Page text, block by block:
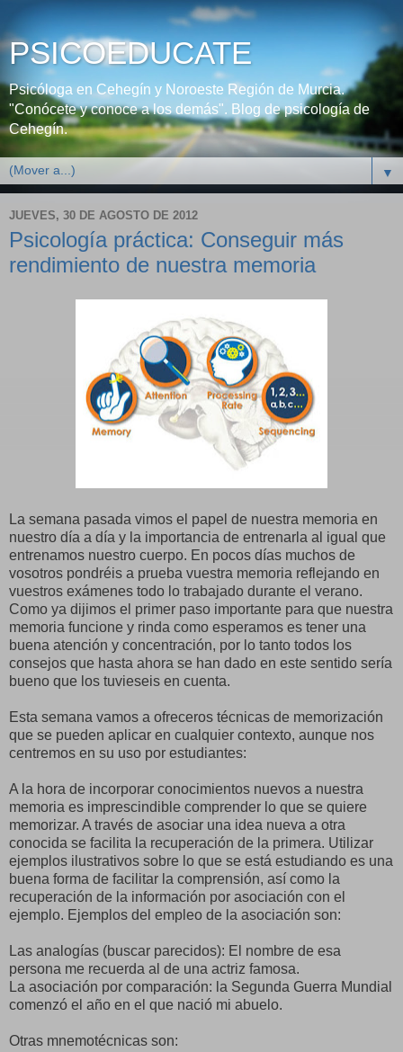
PSICOEDUCATE
Psicóloga en Cehegín y Noroeste Región de Murcia.
"Conócete y conoce a los demás". Blog de psicología de
Cehegín.
▼
JUEVES, 30 DE AGOSTO DE 2012
Psicología práctica: Conseguir más
rendimiento de nuestra memoria
La semana pasada vimos el papel de nuestra memoria en
nuestro día a día y la importancia de entrenarla al igual que
entrenamos nuestro cuerpo. En pocos días muchos de
vosotros pondréis a prueba vuestra memoria reflejando en
vuestros exámenes todo lo trabajado durante el verano.
Como ya dijimos el primer paso importante para que nuestra
memoria funcione y rinda como esperamos es tener una
buena atención y concentración, por lo tanto todos los
consejos que hasta ahora se han dado en este sentido sería
bueno que los tuvieseis en cuenta.
Esta semana vamos a ofreceros técnicas de memorización
que se pueden aplicar en cualquier contexto, aunque nos
centremos en su uso por estudiantes:
A la hora de incorporar conocimientos nuevos a nuestra
memoria es imprescindible comprender lo que se quiere
memorizar. A través de asociar una idea nueva a otra
conocida se facilita la recuperación de la primera. Utilizar
ejemplos ilustrativos sobre lo que se está estudiando es una
buena forma de facilitar la comprensión, así como la
recuperación de la información por asociación con el
ejemplo. Ejemplos del empleo de la asociación son:
Las analogías (buscar parecidos): El nombre de esa
persona me recuerda al de una actriz famosa.
La asociación por comparación: la Segunda Guerra Mundial
comenzó el año en el que nació mi abuelo.
Otras mnemotécnicas son: